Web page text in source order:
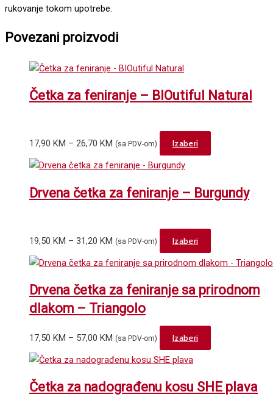
rukovanje tokom upotrebe.
Povezani proizvodi
Četka za feniranje – BIOutiful Natural
17,90 KM – 26,70 KM Price
17,90 KM
through
26,70 KM
(sa PDV-om) Izaberi
product
multiple
variants.
options
be
on
Drvena četka za feniranje – Burgundy
19,50 KM – 31,20 KM Price
19,50 KM
through
31,20 KM
(sa PDV-om) Izaberi
product
has
multiple
variants.
options
on
Drvena četka za feniranje sa prirodnom
dlakom – Triangolo
17,50 KM – 57,00 KM Price
17,50 KM
through
(sa PDV-om) Izaberi
product
multiple
Četka za nadograđenu kosu SHE plava